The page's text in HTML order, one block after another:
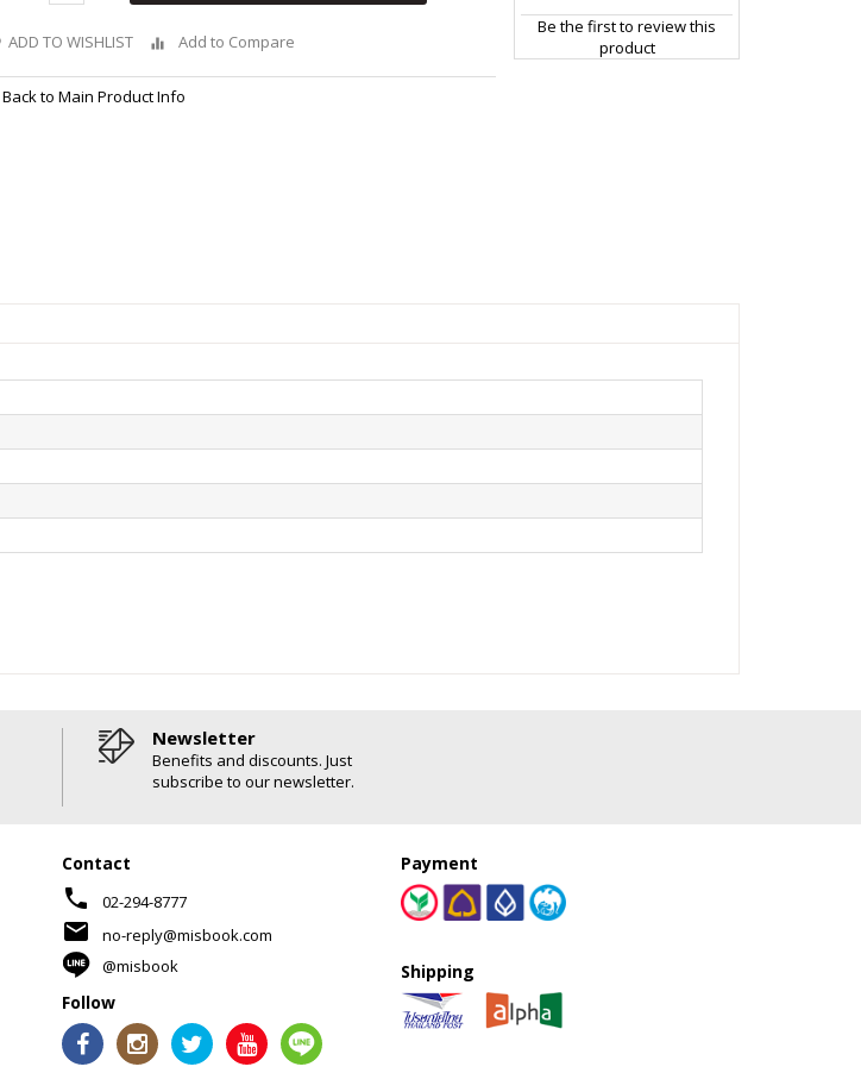
ADD TO WISHLIST Add to Compare
Back to Main Product Info
Be the first to review this
product
Newsletter
Benefits and discounts. Just
subscribe to our newsletter.
Contact
phone 02-294-8777
mail
no-reply@misbook.com
@misbook
Follow
Payment
Shipping